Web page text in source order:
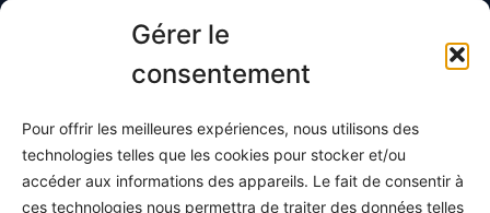
Gérer le
consentement
Pour offrir les meilleures expériences, nous utilisons des
technologies telles que les cookies pour stocker et/ou
accéder aux informations des appareils. Le fait de consentir à
ces technologies nous permettra de traiter des données telles
Toutes les maths
S'abonner
À propos